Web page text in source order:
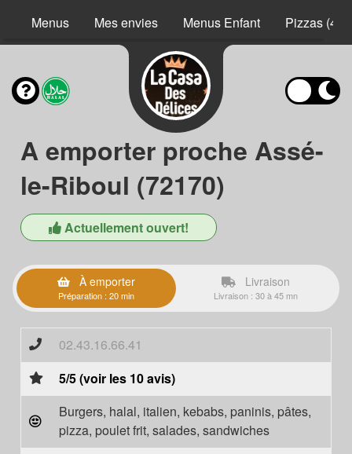
Menus Mes envies Menus Enfant Pizzas (40
A emporter proche Assé-
le-Riboul (72170)
Actuellement ouvert!
À emporter
Préparation : 20 min
Livraison
Livraison : 30 à 45 mn
02.43.16.66.41
5/5 (voir les 10 avis)
Burgers, halal, italien, kebabs, paninis, pâtes,
pizza, poulet frit, salades, sandwiches